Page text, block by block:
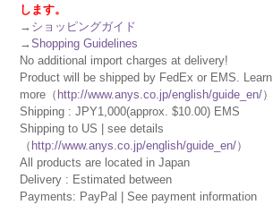
します。
→ ショッピングガイド
→Shopping Guidelines
No additional import charges at delivery!
Product will be shipped by FedEx or EMS. Learn
more（ http://www.anys.co.jp/english/guide_en/）
Shipping : JPY1,000(approx. $10.00) EMS
Shipping to US | see details
（ http://www.anys.co.jp/english/guide_en/）
All products are located in Japan
Delivery : Estimated between
Payments: PayPal | See payment information